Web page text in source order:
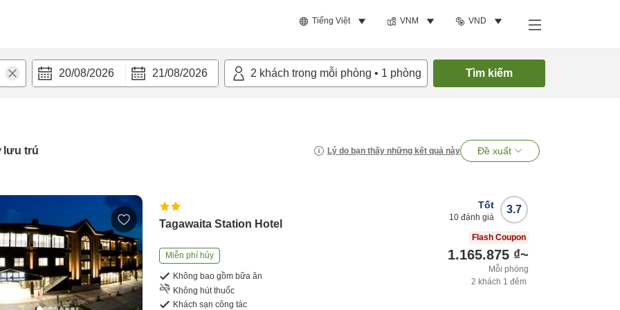
Tiếng Việt VNM VND
20/08/2026 21/08/2026 2 khách trong mỗi phòng • 1 phòng Tìm kiếm
lưu trú Lý do bạn thấy những kết quả này Đề xuất
Tagawaita Station Hotel
Miễn phí hủy
Không bao gồm bữa ăn
Không hút thuốc
Khách sạn công tác
3.7
Tốt
10 đánh giá
Flash Coupon
1.165.875 ₫~
Mỗi phòng
2 khách 1 đêm